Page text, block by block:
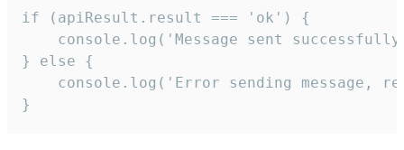
if (apiResult.result === 'ok') {
console.log('Message sent
} else {
console.log('Error sending message,
}